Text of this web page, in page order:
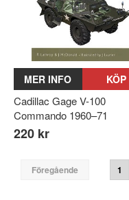
MER INFO KÖP
Cadillac Gage V-100
Commando 1960–71
220 kr
Föregående 1